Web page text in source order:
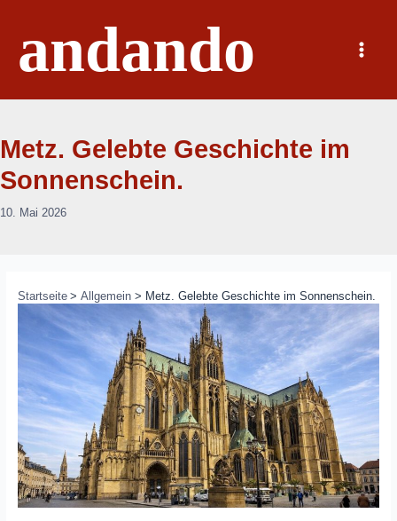
springenandando
Main
Menu
Metz. Gelebte Geschichte im
Sonnenschein.
10. Mai 2026
Startseite Allgemein Metz. Gelebte Geschichte im Sonnenschein.